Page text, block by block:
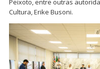
Peixoto, entre outras
Cultura, Erike Busoni.